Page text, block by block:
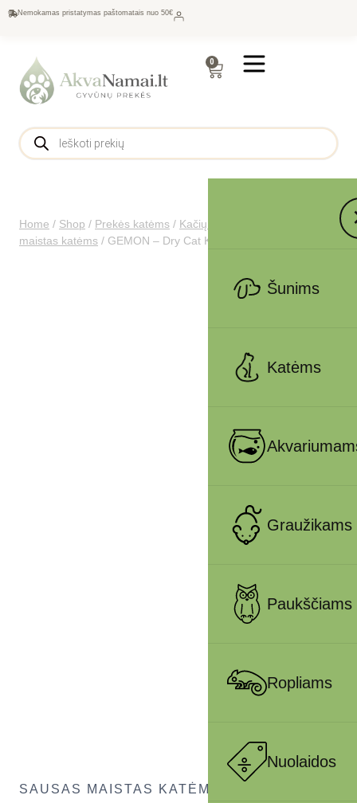
Nemokamas pristatymas paštomatais nuo 50€
0
Šunims
Katėms
Graužikams
Paukščiams
Ropliams
Nuolaidos
Home / Shop / Prekės katėms / Kačių maistas
maistas katėms / GEMON – Dry Cat Kitten chicken & rice 7kg
SAUSAS MAISTAS KATĖMS